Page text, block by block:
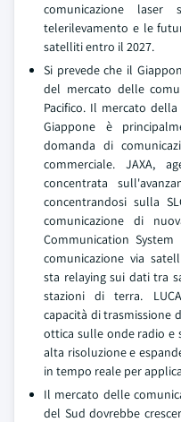
comunicazione
telerilevamento e le
satelliti entro il 2027.
Si prevede che il
del mercato delle
Pacifico. Il mercato
Giappone è
domanda di
commerciale. JAXA,
concentrata
concentrandosi sulla
comunicazione di
Communication
comunicazione via
sta relaying sui dati tra
stazioni di terra.
capacità di trasmissione
ottica sulle onde radio e
alta risoluzione e
in tempo reale per
Il mercato delle
del Sud dovrebbe